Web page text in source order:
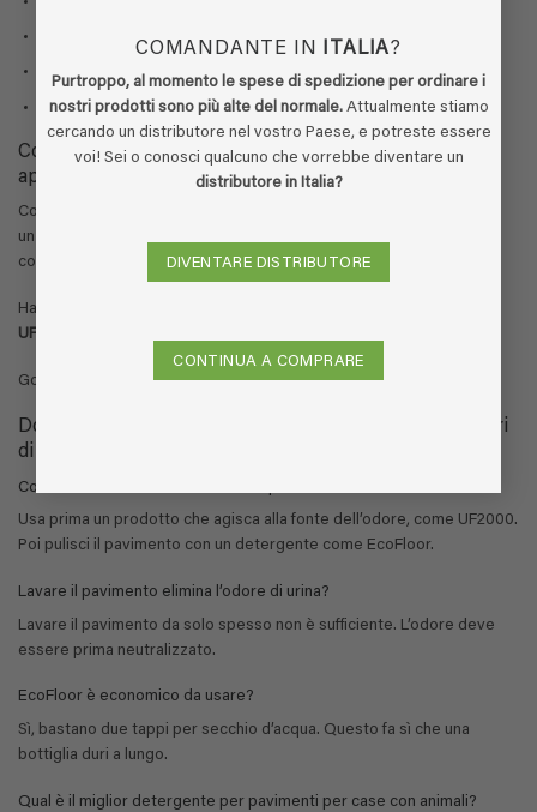
COMANDANTE IN ITALIA?
Purtroppo, al momento le spese di spedizione per ordinare i
nostri prodotti sono più alte del normale.Attualmente stiamo
cercando un distributore nel vostro Paese, e potreste essere
voi! Sei o conosci qualcuno che vorrebbe diventare un
distributore in Italia?
DIVENTARE DISTRIBUTORE
CONTINUA A COMPRARE
ideale per case con animali domestici
lascia i pavimenti senza aloni
formula ecologica
Conclusione: un pavimento fresco inizia con il giusto
approccio
Con EcoFloor scegli un detergente che fa più che pulire. Garantisce
un ambiente fresco e, grazie alla sua alta concentrazione, è molto
conveniente.
Hai problemi con odori di urina persistenti? Combina EcoFloor con
UF2000
Goditi ogni giorno un pavimento pulito, fresco e igienico.
Domande frequenti sui detergenti per pavimenti e odori
di urina
Come eliminare l’odore di urina dal pavimento?
Usa prima un prodotto che agisca alla fonte dell’odore, come UF2000.
Poi pulisci il pavimento con un detergente come EcoFloor.
Lavare il pavimento elimina l’odore di urina?
Lavare il pavimento da solo spesso non è sufficiente. L’odore deve
essere prima neutralizzato.
EcoFloor è economico da usare?
Sì, bastano due tappi per secchio d’acqua. Questo fa sì che una
bottiglia duri a lungo.
Qual è il miglior detergente per pavimenti per case con animali?